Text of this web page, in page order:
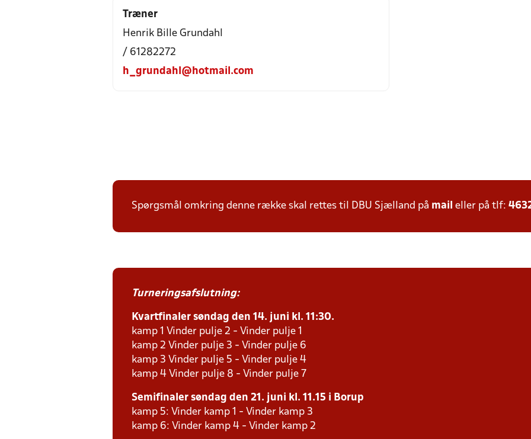
Træner
Henrik Bille Grundahl
/ 61282272
h_grundahl@hotmail.com
Spørgsmål omkring denne række skal rettes til DBU Sjælland på mail eller på tlf:
Turneringsafslutning:
Kvartfinaler søndag den 14. juni kl. 11:30.
kamp 1 Vinder pulje 2 - Vinder pulje 1
kamp 2 Vinder pulje 3 - Vinder pulje 6
kamp 3 Vinder pulje 5 - Vinder pulje 4
kamp 4 Vinder pulje 8 - Vinder pulje 7
Semifinaler søndag den 21. juni kl. 11.15 i Borup
kamp 5: Vinder kamp 1 - Vinder kamp 3
kamp 6: Vinder kamp 4 - Vinder kamp 2